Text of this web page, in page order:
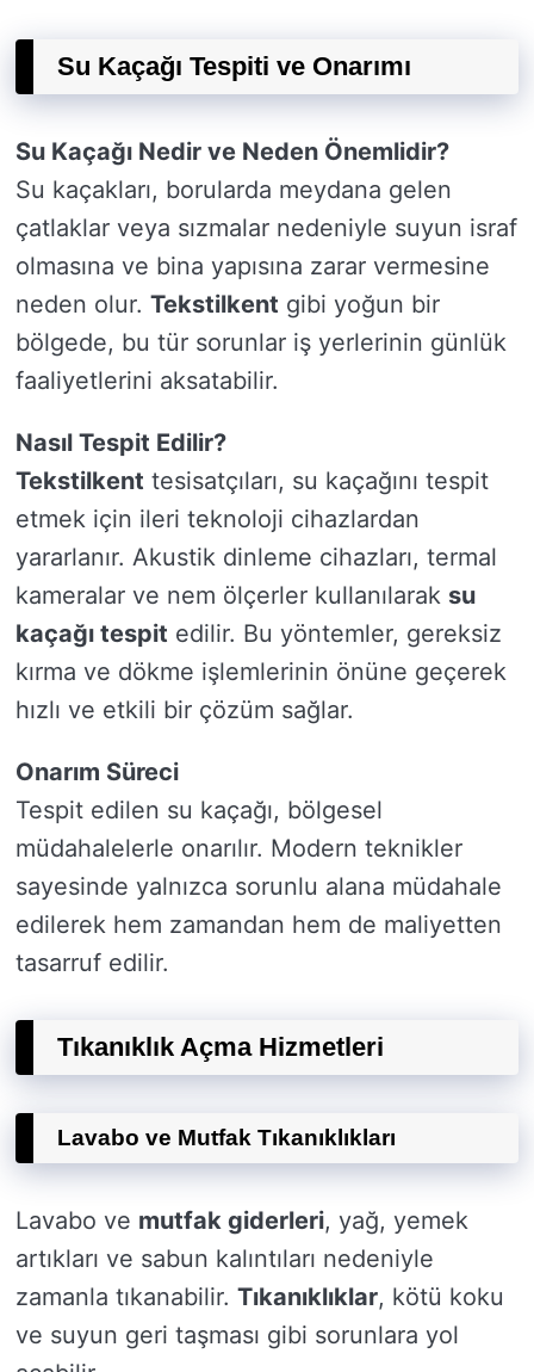
Su Kaçağı Tespiti ve Onarımı
Su Kaçağı Nedir ve Neden Önemlidir?
Su kaçakları, borularda meydana gelen
çatlaklar veya sızmalar nedeniyle suyun israf
olmasına ve bina yapısına zarar vermesine
neden olur. Tekstilkent gibi yoğun bir
bölgede, bu tür sorunlar iş yerlerinin günlük
faaliyetlerini aksatabilir.
Nasıl Tespit Edilir?
Tekstilkent tesisatçıları, su kaçağını tespit
etmek için ileri teknoloji cihazlardan
yararlanır. Akustik dinleme cihazları, termal
kameralar ve nem ölçerler kullanılarak su
kaçağı tespit edilir. Bu yöntemler, gereksiz
kırma ve dökme işlemlerinin önüne geçerek
hızlı ve etkili bir çözüm sağlar.
Onarım Süreci
Tespit edilen su kaçağı, bölgesel
müdahalelerle onarılır. Modern teknikler
sayesinde yalnızca sorunlu alana müdahale
edilerek hem zamandan hem de maliyetten
tasarruf edilir.
Tıkanıklık Açma Hizmetleri
Lavabo ve Mutfak Tıkanıklıkları
Lavabo ve mutfak giderleri, yağ, yemek
artıkları ve sabun kalıntıları nedeniyle
zamanla tıkanabilir. Tıkanıklıklar, kötü koku
ve suyun geri taşması gibi sorunlara yol